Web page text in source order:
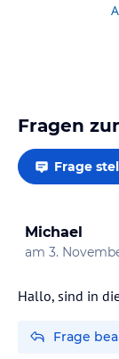
Fragen
Frage
Michael
am 3.
Hallo, sind in
Frage